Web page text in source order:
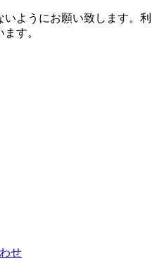
ようにお願い致します。利
す。
せ